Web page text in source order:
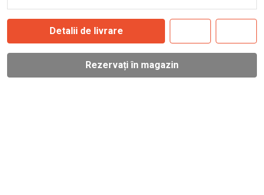
Detalii de livrare
Rezervați în magazin